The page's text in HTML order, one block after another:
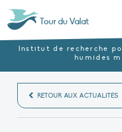
Tour du Valat
Institut de recherche
humides
RETOUR AUX ACTUALITÉS